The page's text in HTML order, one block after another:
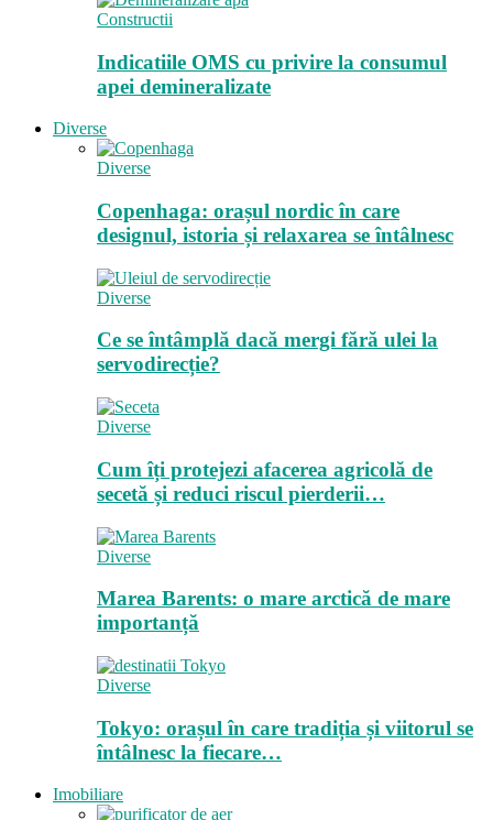
Constructii
Indicatiile OMS cu privire la consumul
apei demineralizate
Diverse
Diverse
Copenhaga: orașul nordic în care
designul, istoria și relaxarea se întâlnesc
Diverse
Ce se întâmplă dacă mergi fără ulei la
servodirecție?
Diverse
Cum îți protejezi afacerea agricolă de
secetă și reduci riscul pierderii…
Diverse
Marea Barents: o mare arctică de mare
importanță
Diverse
Tokyo: orașul în care tradiția și viitorul se
întâlnesc la fiecare…
Imobiliare